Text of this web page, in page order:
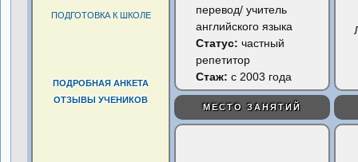
ПОДГОТОВКА К ШКОЛЕ
ПОДРОБНАЯ АНКЕТА
ОТЗЫВЫ УЧЕНИКОВ
перевод/ учитель
английского языка
Статус:частный
репетитор
Стаж: с 2003 года
МЕСТО ЗАНЯТИЙ